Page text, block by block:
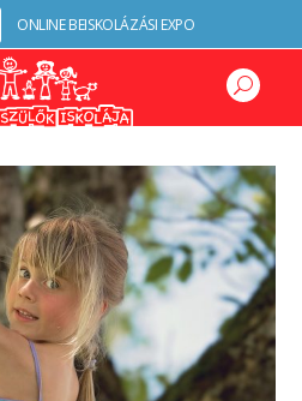
ONLINE BEISKOLÁZÁSI EXPO